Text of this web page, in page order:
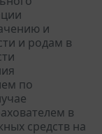
и
и родам в
по
в
средств на